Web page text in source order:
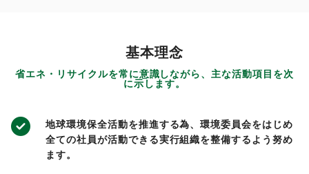
基本理念
省エネ・リサイクルを常に意識しながら、主な活動項目を次
に示します。
地球環境保全活動を推進する為、環境委員会をはじめ
全ての社員が活動できる実行組織を整備するよう努め
ます。